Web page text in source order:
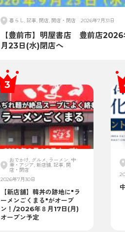
暮らし, 記事, 閉店, 開店・閉店 2026年7月31日
【豊前市】明屋書店 豊前店
月23日(水)閉店へ
おでかけ, グルメ, ラーメン, 中
華・アジア, 新店舗, 記事, 開
店・閉店
2026年7月30日
【新店舗】韓丼の跡地に"ラ
ーメンごくまる"がオープ
ン！/2026年８月17日(月)
オープン予定